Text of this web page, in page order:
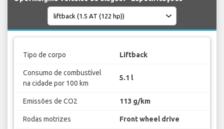
Tipo de corpo Liftback
Consumo de combustível
na cidade por 100 km
5.1 l
Emissões de CO2 113 g/km
Rodas motrizes Front wheel drive